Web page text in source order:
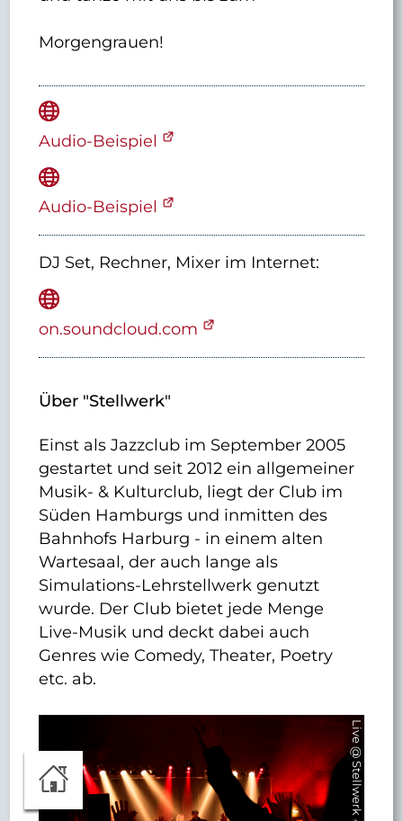
Morgengrauen!
Audio-Beispiel
Audio-Beispiel
DJ Set, Rechner, Mixer im Internet:
on.soundcloud.com
Über "Stellwerk"
Einst als Jazzclub im September 2005
gestartet und seit 2012 ein allgemeiner
Musik- & Kulturclub, liegt der Club im
Süden Hamburgs und inmitten des
Bahnhofs Harburg - in einem alten
Wartesaal, der auch lange als
Simulations-Lehrstellwerk genutzt
wurde. Der Club bietet jede Menge
Live-Musik und deckt dabei auch
Genres wie Comedy, Theater, Poetry
etc. ab.
Live @ Stellwerk